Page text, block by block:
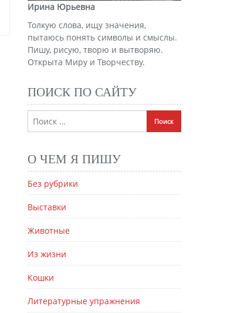
Ирина Юрьевна
Толкую слова, ищу значения,
пытаюсь понять символы и смыслы.
Пишу, рисую, творю и вытворяю.
Открыта Миру и Творчеству.
ПОИСК ПО САЙТУ
О ЧЕМ Я ПИШУ
Без рубрики
Выставки
Животные
Из жизни
Кошки
Литературные упражнения